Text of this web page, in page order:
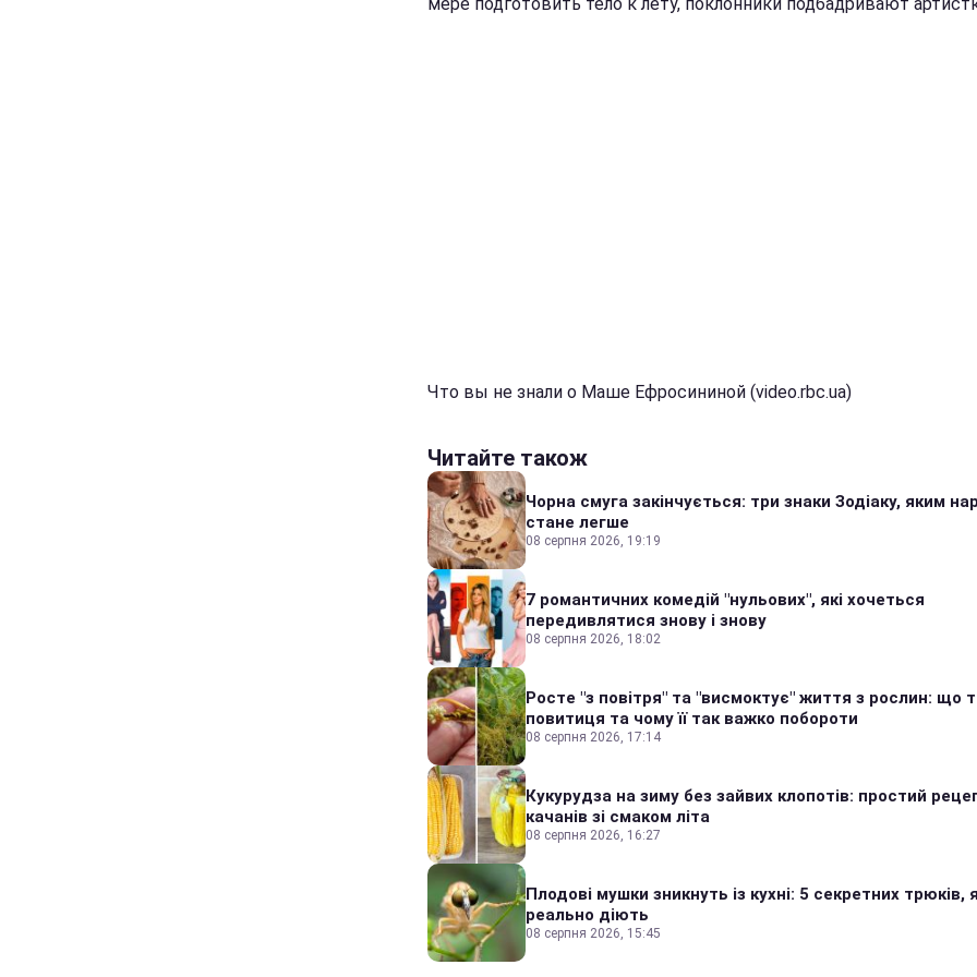
Что вы не знали о Маше Ефросининой (video.rbc.ua)
Читайте також
Чорна смуга закінчується: три знаки Зодіаку, яким
стане легше
08 серпня 2026, 19:19
7 романтичних комедій "нульових", які хочеться
передивлятися знову і знову
08 серпня 2026, 18:02
Росте "з повітря" та "висмоктує" життя з рослин: що
повитиця та чому її так важко побороти
08 серпня 2026, 17:14
Кукурудза на зиму без зайвих клопотів: простий
качанів зі смаком літа
08 серпня 2026, 16:27
Плодові мушки зникнуть із кухні: 5 секретних трюків,
реально діють
08 серпня 2026, 15:45